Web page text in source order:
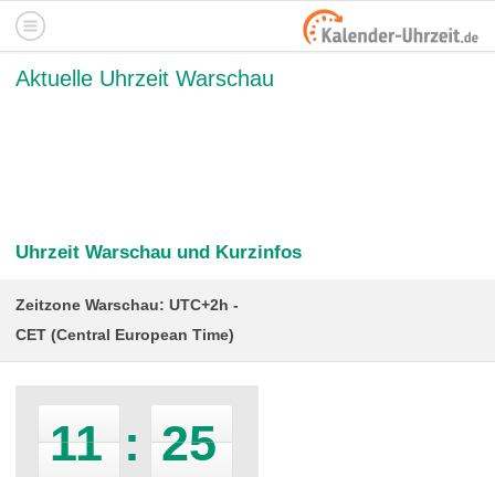
Aktuelle Uhrzeit Warschau
Uhrzeit Warschau und Kurzinfos
Zeitzone Warschau: UTC+2h
CET (Central European Time)
11 : 25